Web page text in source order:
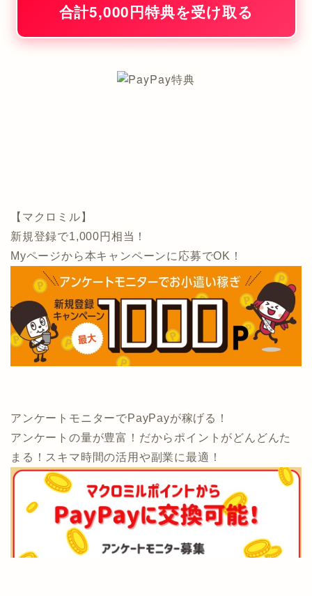
合計5,000円特典を受け取る
【マクロミル】
新規登録で1,000円相当！
Myページから本キャンペーンに応募でOK！
アンケートモニターでPayPayが稼げる！
アンケートの量が豊富！だからポイントがどんどんた
まる！スキマ時間の活用や副業に最適！